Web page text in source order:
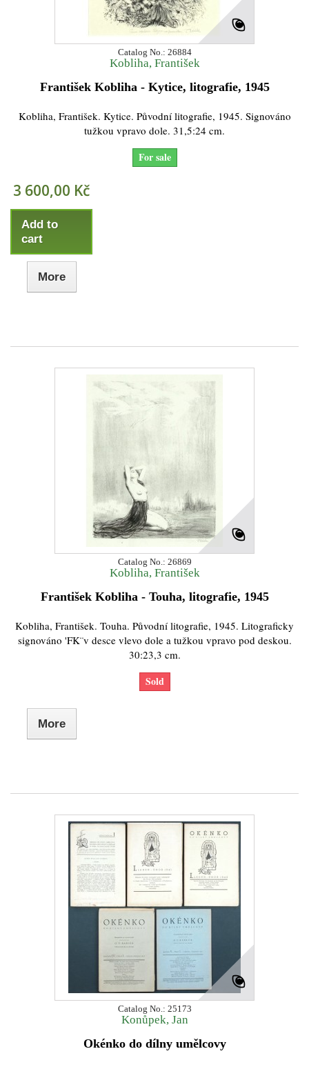
Catalog No.: 26884
Kobliha, František
František Kobliha - Kytice, litografie, 1945
Kobliha, František. Kytice. Původní litografie, 1945. Signováno
tužkou vpravo dole. 31,5:24 cm.
For sale
3 600,00 Kč
Add to
cart
More
Catalog No.: 26869
Kobliha, František
František Kobliha - Touha, litografie, 1945
Kobliha, František. Touha. Původní litografie, 1945. Litograficky
signováno 'FK¨v desce vlevo dole a tužkou vpravo pod deskou.
30:23,3 cm.
Sold
More
Catalog No.: 25173
Konůpek, Jan
Okénko do dílny umělcovy